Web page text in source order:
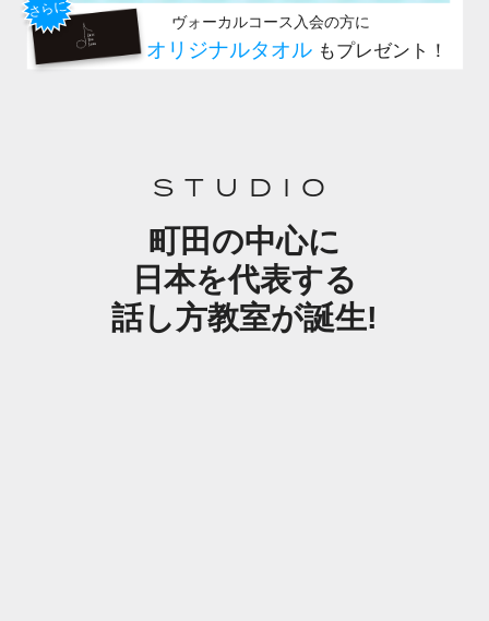
STUDIO
町田の中心に
日本を代表する
話し方教室が誕生!